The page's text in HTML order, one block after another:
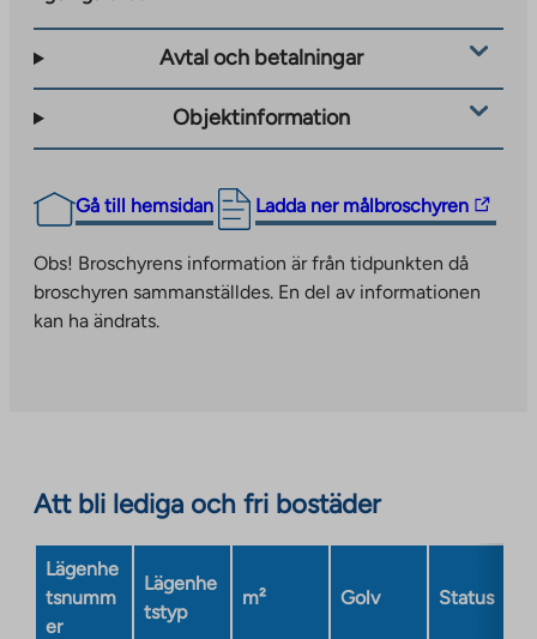
Avtal och betalningar
Objektinformation
Gå till hemsidan Ladda ner målbroschyren
The
takes
you
in
new
Obs! Broschyrens information är från tidpunkten då
broschyren sammanställdes. En del av informationen
kan ha ändrats.
Att bli lediga och fri bostäder
Lägenhe
tsnumm
er
Lägenhe
tstyp
m² Golv Status